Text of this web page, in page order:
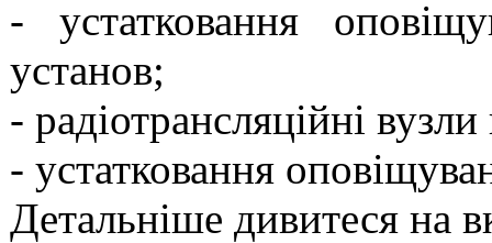
- устатковання
установ;
- радіотрансляційні
- устатковання
Детальніше дивитеся на